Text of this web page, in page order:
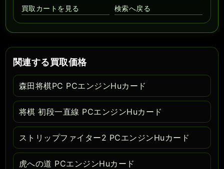
買取カートを見る 検索へ戻る
関連する買取価格
森田将棋PC PCエンジンHuカード
将棋 初段一直線 PCエンジンHuカード
ストリップファイター2 PCエンジンHuカード
虎への道 PCエンジンHuカード